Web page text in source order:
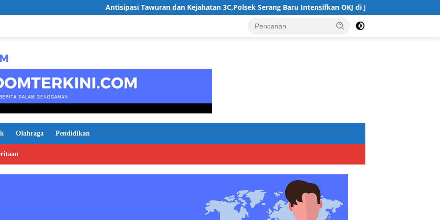
Antisipasi Tawuran dan Kejahatan 3C,Polsek Serang Baru Intensifkan OKJ di Jalur Perbatasan Bogor
Olahraga Pendidikan